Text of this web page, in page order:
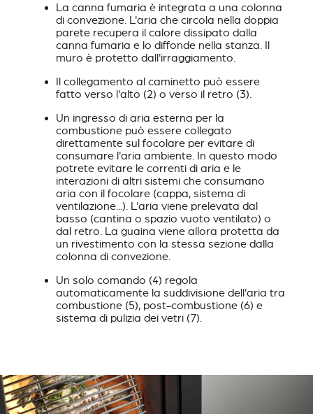
La canna fumaria è integrata a una colonna
di convezione. L'aria che circola nella doppia
parete recupera il calore dissipato dalla
canna fumaria e lo diffonde nella stanza. Il
muro è protetto dall'irraggiamento.
Il collegamento al caminetto può essere
fatto verso l'alto (2) o verso il retro (3).
Un ingresso di aria esterna per la
combustione può essere collegato
direttamente sul focolare per evitare di
consumare l'aria ambiente. In questo modo
potrete evitare le correnti di aria e le
interazioni di altri sistemi che consumano
aria con il focolare (cappa, sistema di
ventilazione...). L'aria viene prelevata dal
basso (cantina o spazio vuoto ventilato) o
dal retro. La guaina viene allora protetta da
un rivestimento con la stessa sezione dalla
colonna di convezione.
Un solo comando (4) regola
automaticamente la suddivisione dell'aria tra
combustione (5), post-combustione (6) e
sistema di pulizia dei vetri (7).